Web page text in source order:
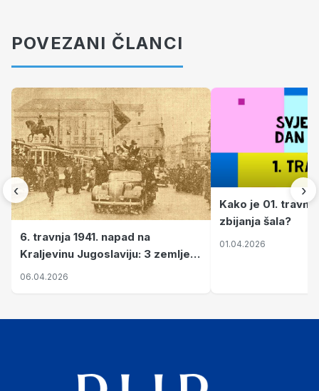
POVEZANI ČLANCI
‹
6. travnja 1941. napad na
Kraljevinu Jugoslaviju: 3 zemlje
nastale njenim raspadom
06.04.2026
Kako je 01.
zbijanja šala?
01.04.2026
›